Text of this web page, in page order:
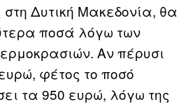
Δυτική Μακεδονία, θα
ποσά λόγω των
Αν πέρυσι
φέτος το ποσό
τα 950 ευρώ, λόγω της